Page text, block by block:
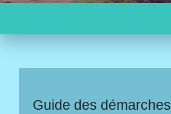
Guide des démarches